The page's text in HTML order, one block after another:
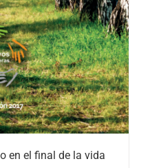
en el final de la vida